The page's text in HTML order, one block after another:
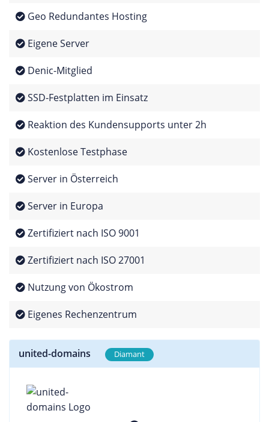
Geo Redundantes Hosting
Eigene Server
Denic-Mitglied
SSD-Festplatten im Einsatz
Reaktion des Kundensupports unter 2h
Kostenlose Testphase
Server in Österreich
Server in Europa
Zertifiziert nach ISO 9001
Zertifiziert nach ISO 27001
Nutzung von Ökostrom
Eigenes Rechenzentrum
united-domains Diamant